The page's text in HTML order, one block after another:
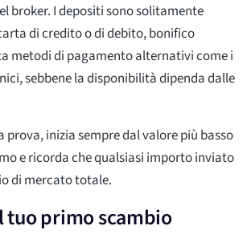
broker. I depositi sono solitamente
di credito o di debito, bonifico
metodi di pagamento alternativi come i
sebbene la disponibilità dipenda dalle
prova, inizia sempre dal valore più basso
e ricorda che qualsiasi importo inviato
di mercato totale.
tuo primo scambio